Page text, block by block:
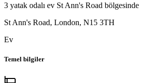
3 yatak odalı ev St Ann's Road bölgesinde
St Ann's Road, London, N15 3TH
Ev
Temel bilgiler